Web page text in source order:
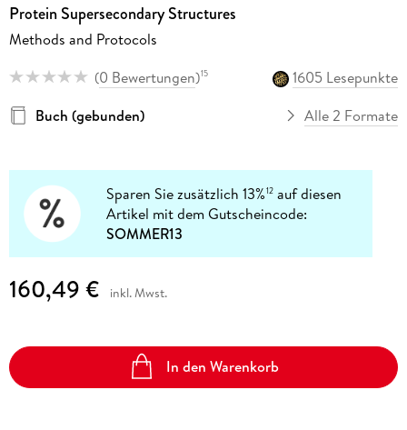
Protein Supersecondary Structures
Methods and Protocols
(0 Bewertungen)15
1605 Lesepunkte
Buch (gebunden)
Alle 2 Formate
Sparen Sie zusätzlich 13%12 auf diesen
Artikel mit dem Gutscheincode:
SOMMER13
160,49 € inkl. Mwst.
In den Warenkorb